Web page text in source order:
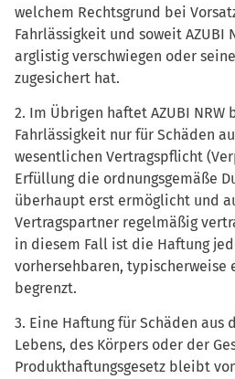
welchem Rechtsgrund bei
Fahrlässigkeit und soweit AZUBI
arglistig verschwiegen oder
zugesichert hat.
2. Im Übrigen haftet AZUBI NRW
Fahrlässigkeit nur für Schäden
wesentlichen Vertragspflicht
Erfüllung die ordnungsgemäße
überhaupt erst ermöglicht und
Vertragspartner regelmäßig
in diesem Fall ist die Haftung
vorhersehbaren, typischerweise
begrenzt.
3. Eine Haftung für Schäden aus
Lebens, des Körpers oder der
Produkthaftungsgesetz bleibt